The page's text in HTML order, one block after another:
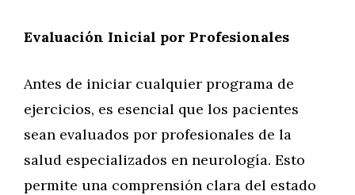
Evaluación Inicial por Profesionales
Antes de iniciar cualquier programa de
ejercicios, es esencial que los pacientes
sean evaluados por profesionales de la
salud especializados en neurología. Esto
permite una comprensión clara del estado